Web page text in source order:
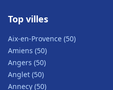
Top villes
Aix-en-Provence (50)
Amiens (50)
Angers (50)
Anglet (50)
Annecy (50)